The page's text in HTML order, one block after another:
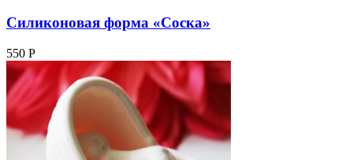
Силиконовая форма «Соска»
550 Р